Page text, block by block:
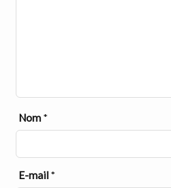
Nom *
E-mail *